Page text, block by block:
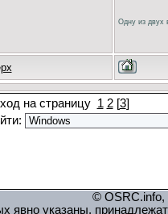
Одну из двух
на страницу 1 2[3]
© OSRC.info,
указаны,